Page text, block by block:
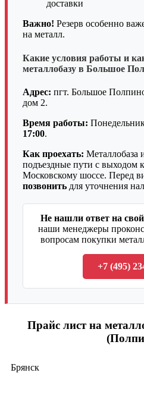
доставки
Важно! Резерв особенно
на металл.
Какие условия работы и
металлобазу в Большое
Адрес: пгт. Большое
дом 2.
Время работы:
17:00.
Как проехать: Металлобаза
подъездные пути с выходом
Московскому шоссе. Перед
позвонить для уточнения
Не нашли ответ на
наши менеджеры
вопросам покупки
+7 (495)
Прайс лист на
Брянск